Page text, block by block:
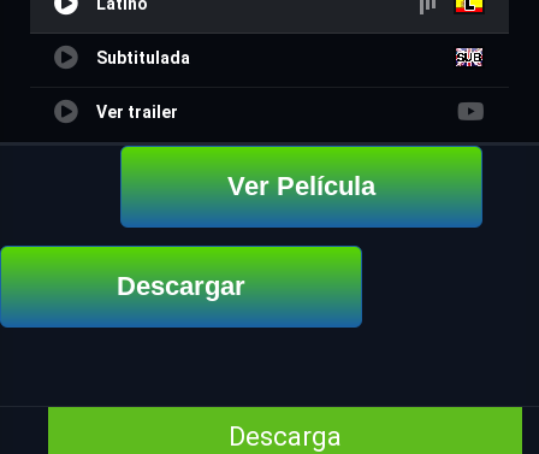
Latino
Subtitulada
Ver trailer
Ver Película
Descargar
Descarga